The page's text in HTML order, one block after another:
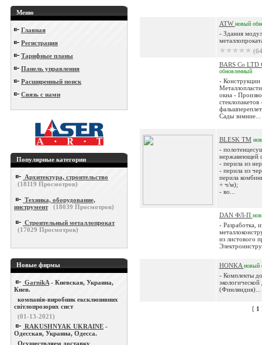
Меню
Главная
Регистрация
Тарифные планы
Панель управления
Расширенный поиск
Связь с нами
Популярные категории
Архитектура, строительство
(18119 Просмотров)
Техника, оборудование,
инструмент
(18039 Просмотров)
Строительный металлопрокат
(17029 Просмотров)
Новые фирмы
GarnikA - Киевская, Украина,
Киев.
компанія-виробник ексклюзивних
світлопрозорих сист
(01-13-2021)
RAKUSHNYAK UKRAINE -
Одесская, Украина, Одесса.
Осуществляем доставку
ATWновый
- Здания
BARS Co
обновленный
-
окна -
стеклопакетов
Сады зимние...
BLESK TM
-
нержавеющей
- перила из
- перила из
перила
+ ч/м);
- во...
DAN ФЛ-П
- Разработка,
из листового
HONKA новый
- Комплекты
(Финляндия)...
[ 1